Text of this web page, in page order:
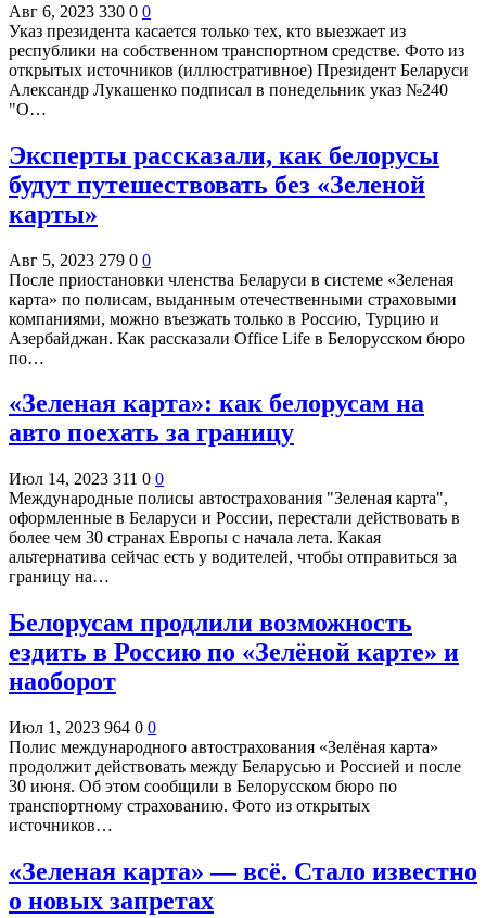
Авг 6, 2023 330 0 0
Указ президента касается только тех, кто выезжает из
республики на собственном транспортном средстве. Фото из
открытых источников (иллюстративное) Президент Беларуси
Александр Лукашенко подписал в понедельник указ №240
"О…
Эксперты рассказали, как белорусы
будут путешествовать без «Зеленой
карты»
Авг 5, 2023 279 0 0
После приостановки членства Беларуси в системе «Зеленая
карта» по полисам, выданным отечественными страховыми
компаниями, можно въезжать только в Россию, Турцию и
Азербайджан. Как рассказали Office Life в Белорусском бюро
по…
«Зеленая карта»: как белорусам на
авто поехать за границу
Июл 14, 2023 311 0 0
Международные полисы автострахования "Зеленая карта",
оформленные в Беларуси и России, перестали действовать в
более чем 30 странах Европы с начала лета. Какая
альтернатива сейчас есть у водителей, чтобы отправиться за
границу на…
Белорусам продлили возможность
ездить в Россию по «Зелёной карте» и
наоборот
Июл 1, 2023 964 0 0
Полис международного автострахования «Зелёная карта»
продолжит действовать между Беларусью и Россией и после
30 июня. Об этом сообщили в Белорусском бюро по
транспортному страхованию. Фото из открытых
источников…
«Зеленая карта» — всё. Стало известно
о новых запретах